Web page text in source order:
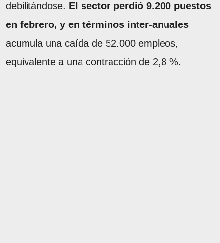
debilitándose. El sector perdió 9.200 puestos
en febrero, y en términos inter-anuales
acumula una caída de 52.000 empleos,
equivalente a una contracción de 2,8 %.